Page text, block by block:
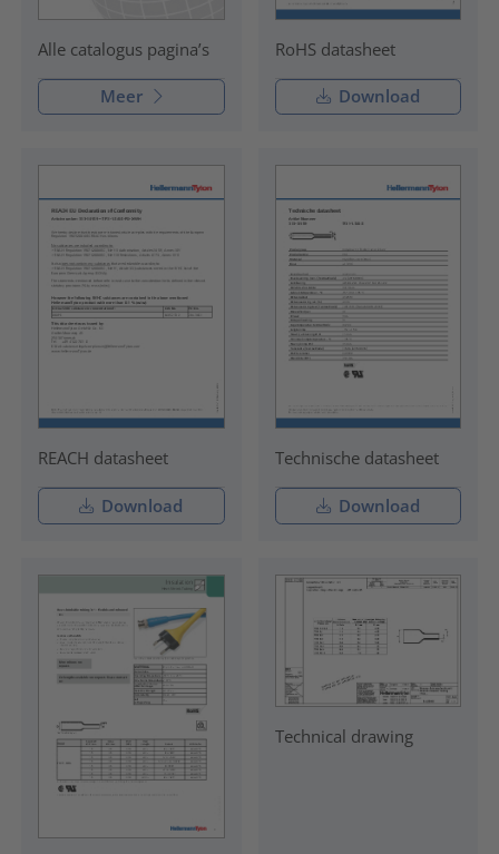
Alle catalogus pagina’s
Meer
RoHS datasheet
Download
REACH datasheet
Download
Technische datasheet
Download
Technical drawing